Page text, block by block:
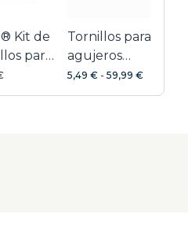
Kit de
para
Tornillos para
agujeros
ocultos
galvanizados
5,49 € - 59,99 €